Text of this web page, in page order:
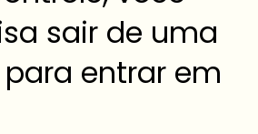
sair de uma
entrar em